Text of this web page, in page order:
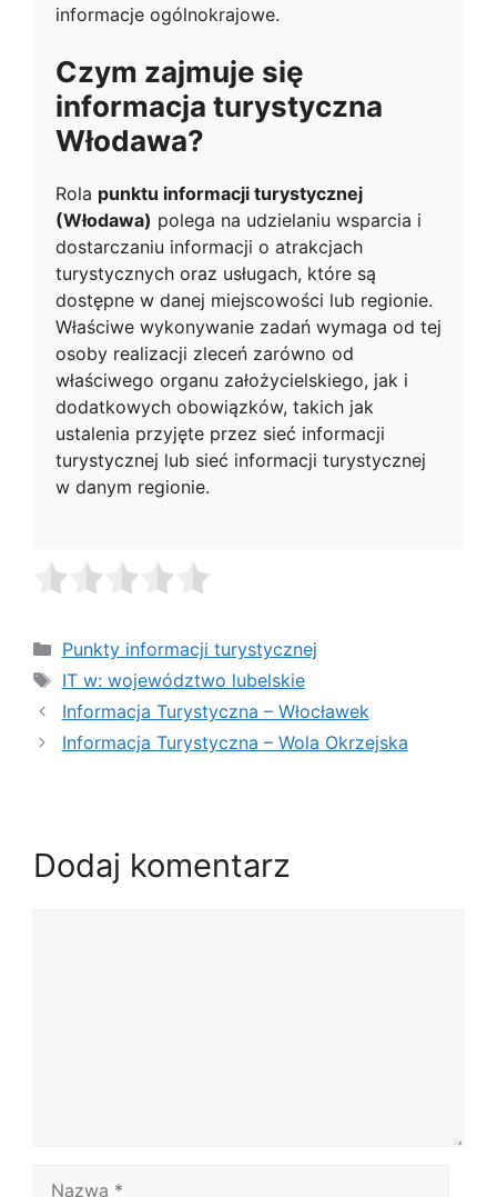
informacje ogólnokrajowe.
Czym zajmuje się
informacja turystyczna
Włodawa?
Rola punktu informacji turystycznej
(Włodawa) polega na udzielaniu wsparcia i
dostarczaniu informacji o atrakcjach
turystycznych oraz usługach, które są
dostępne w danej miejscowości lub regionie.
Właściwe wykonywanie zadań wymaga od tej
osoby realizacji zleceń zarówno od
właściwego organu założycielskiego, jak i
dodatkowych obowiązków, takich jak
ustalenia przyjęte przez sieć informacji
turystycznej lub sieć informacji turystycznej
w danym regionie.
Kategorie
Punkty informacji turystycznej
Tagi
IT w: województwo lubelskie
Informacja Turystyczna – Włocławek
Informacja Turystyczna – Wola Okrzejska
Dodaj komentarz